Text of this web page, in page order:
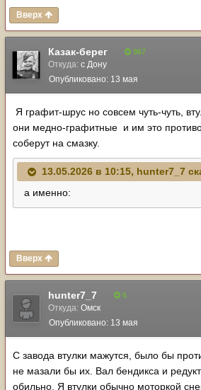
Вверх
Казак-берег 967
Откуда: с Дону
Опубликовано: 13 мая
Я графит-шрус но совсем чуть-чуть,
они медно-графитные и им это
соберут на смазку.
13.05.2026 в 10:15, hunter7_7
а именно:
Вверх
hunter7_7 5
Откуда: Омск
Опубликовано: 13 мая
С завода втулки мажутся, было бы
не мазали бы их. Вал бендикса и
обильно. Я втулки обычно моторкой